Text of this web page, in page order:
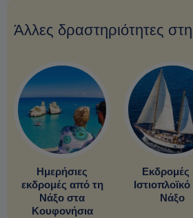
Άλλες δραστηριότητες
Ημερήσιες
εκδρομές από τη
Νάξο στα
Κουφονήσια
Εκδρομές
Νάξο